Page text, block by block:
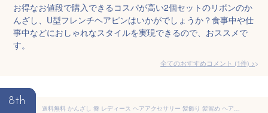
お得なお値段で購入できるコスパが高い2個セットのリボンのか
んざし、U型フレンチヘアピンはいかがでしょうか？食事中や仕
事中などにおしゃれなスタイルを実現できるので、おススメで
す。
全てのおすすめコメント (1件) >
8th
送料無料 かんざし 簪 レディース ヘアアクセサリー 髪飾り 髪留め ヘアピン Uピン コーム 蝶 チョウ リボン 和装 洋装 着物 浴衣